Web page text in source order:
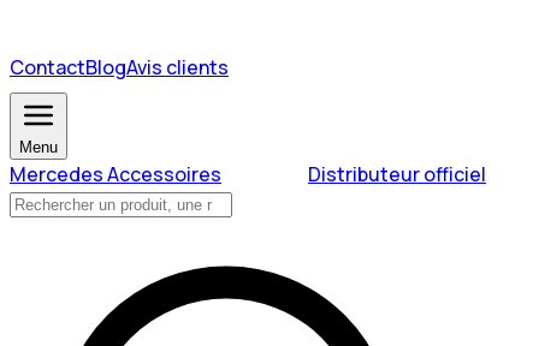
ContactBlogAvis clients
Menu
Mercedes Accessoires Distributeur officiel